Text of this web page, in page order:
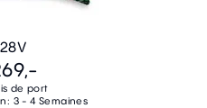
de port
3 - 4 Semaines